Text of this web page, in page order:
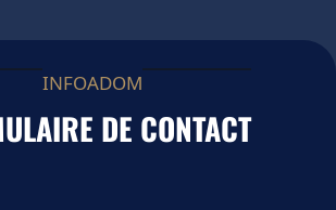
INFOADOM
DE CONTACT